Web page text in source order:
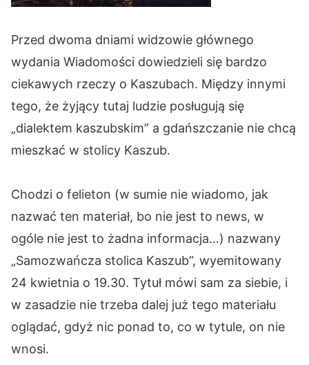
Przed dwoma dniami widzowie głównego
wydania Wiadomości dowiedzieli się bardzo
ciekawych rzeczy o Kaszubach. Między innymi
tego, że żyjący tutaj ludzie posługują się
„dialektem kaszubskim” a gdańszczanie nie chcą
mieszkać w stolicy Kaszub.
Chodzi o felieton (w sumie nie wiadomo, jak
nazwać ten materiał, bo nie jest to news, w
ogóle nie jest to żadna informacja…) nazwany
„Samozwańcza stolica Kaszub”, wyemitowany
24 kwietnia o 19.30. Tytuł mówi sam za siebie, i
w zasadzie nie trzeba dalej już tego materiału
oglądać, gdyż nic ponad to, co w tytule, on nie
wnosi.